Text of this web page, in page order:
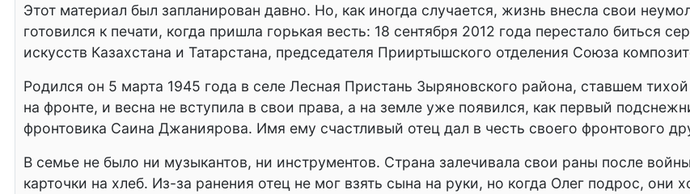
Этот материал был запланирован давно. Но, как иногда случается, жизнь внесла свои
готовился к печати, когда пришла горькая весть: 18 сентября 2012 года перестало биться
искусств Казахстана и Татарстана, председателя Прииртышского отделения Союза
Родился он 5 марта 1945 года в селе Лесная Пристань Зыряновского района, ставшем
на фронте, и весна не вступила в свои права, а на земле уже появился, как первый
фронтовика Саина Джаниярова. Имя ему счастливый отец дал в честь своего фронтового
В семье не было ни музыкантов, ни инструментов. Страна залечивала свои раны после
карточки на хлеб. Из-за ранения отец не мог взять сына на руки, но когда Олег подрос, они